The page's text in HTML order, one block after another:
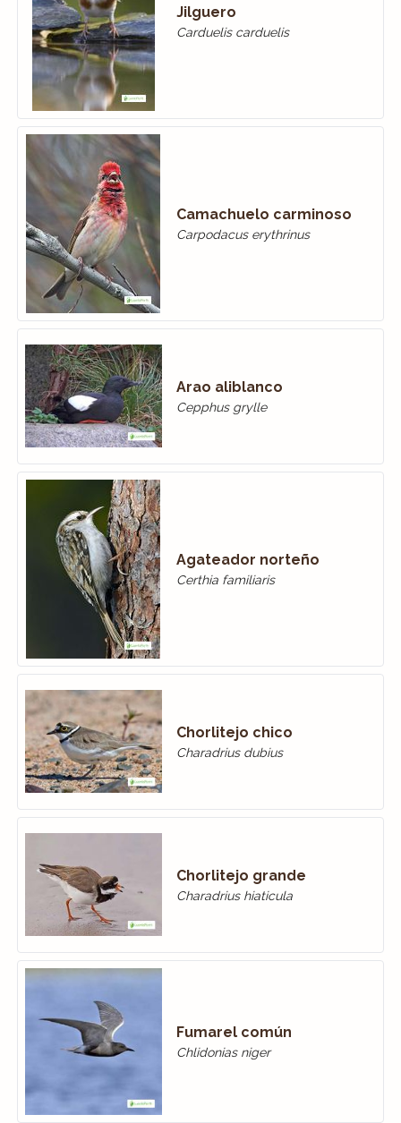
Jilguero
Carduelis carduelis
Camachuelo carminoso
Carpodacus erythrinus
Arao aliblanco
Cepphus grylle
Agateador norteño
Certhia familiaris
Chorlitejo chico
Charadrius dubius
Chorlitejo grande
Charadrius hiaticula
Fumarel común
Chlidonias niger